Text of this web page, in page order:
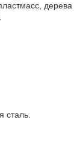
дерева
сталь.